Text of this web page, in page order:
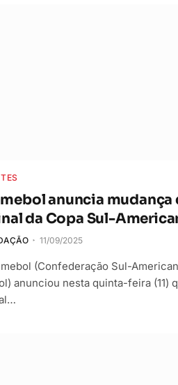
anuncia mudança
da Copa Sul-
11/09/2025
(Confederação Sul-
anunciou nesta quinta-feira (11)